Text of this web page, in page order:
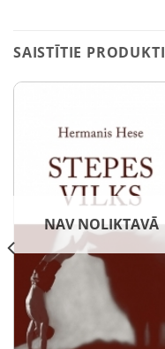
SAISTĪTIE PRODUKTI
NAV NOLIKTAVĀ